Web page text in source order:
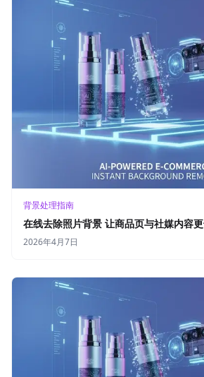
背景处理指南
在线去除照片背景 让商品页与社媒内容
2026年4月7日